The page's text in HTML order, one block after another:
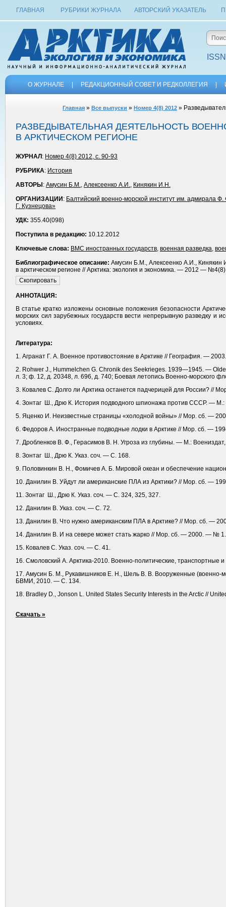
ГЛАВНАЯ РУБРИКИ ЖУРНАЛА АВТОРСКИЙ УКАЗАТЕЛЬ
О ЖУРНАЛЕ РЕДАКЦИОННЫЙ СОВЕТ И РЕДКОЛЛЕГИЯ
Главная » Все выпуски » Номер 4(8) 2012 »
РАЗВЕДЫВАТЕЛЬНАЯ ДЕЯТЕЛЬНОСТЬ
В АРКТИЧЕСКОМ РЕГИОНЕ
ЖУРНАЛ : Номер 4(8) 2012, с. 90-93
РУБРИКА: История
АВТОРЫ : Амусин Б.М., Алексеенко А.И., Кинякин И.Н.
ОРГАНИЗАЦИИ : Балтийский военно-морской институт им.
Г. Кузнецова»
УДК: 355.40(098)
Поступила в редакцию: 10.12.2012
Ключевые слова: ВМС иностранных государств, военная разведка,
Библиографическое описание: Амусин Б.М., Алексеенко А.И., Кинякин
в арктическом регионе // Арктика: экология и экономика. — 2012 —
АННОТАЦИЯ:
В статье кратко изложены основные положения безопасности
морских сил зарубежных государств вести непрерывную разведку и
условиях.
Литература:
1. Агранат Г. А. Военное противостояние в Арктике // География. —
2. Rohwer J., Hummelchen G. Chronik des Seekrieges. 1939—1945. —
л. 3; ф. 12, д. 20348, л. 696, д. 740; Боевая летопись Военно-
3. Ковалев С. Долго ли Арктика останется падчерицей для России?
4. Зонтаг Ш., Дрю К. История подводного шпионажа против СССР. —
5. Яценко И. Неизвестные страницы «холодной войны» // Мор. сб. —
6. Федоров А. Иностранные подводные лодки в Арктике // Мор. сб. —
7. Дробленков В. Ф., Герасимов В. Н. Угроза из глубины. — М.:
8. Зонтаг Ш., Дрю К. Указ. соч. — С. 168.
9. Половинкин В. Н., Фомичев А. Б. Мировой океан и обеспечение
10. Данилин В. Уйдут ли американские ПЛА из Арктики? // Мор. сб. —
11. Зонтаг Ш., Дрю К. Указ. соч. — С. 324, 325, 327.
12. Данилин В. Указ. соч. — С. 72.
13. Данилин В. Что нужно американским ПЛА в Арктике? // Мор. сб. —
14. Данилин В. И на севере может стать жарко // Мор. сб. — 2000. — №
15. Ковалев С. Указ. соч. — С. 41.
16. Смоловский А. Арктика-2010. Военно-политические,
17. Амусин Б. М., Рукавишников Е. Н., Шель В. В. Вооруженные (военно-
БВМИ, 2010. — С. 134.
18. Bradley D., Jonson L. United States Security Interests in the Arctic //
Скачать »